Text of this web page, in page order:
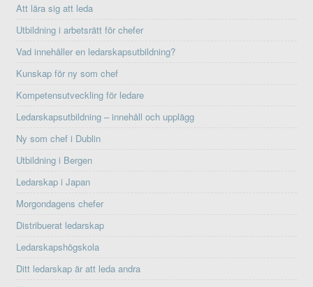
Att lära sig att leda
Utbildning i arbetsrätt för chefer
Vad innehåller en ledarskapsutbildning?
Kunskap för ny som chef
Kompetensutveckling för ledare
Ledarskapsutbildning – innehåll och upplägg
Ny som chef i Dublin
Utbildning i Bergen
Ledarskap i Japan
Morgondagens chefer
Distribuerat ledarskap
Ledarskapshögskola
Ditt ledarskap är att leda andra